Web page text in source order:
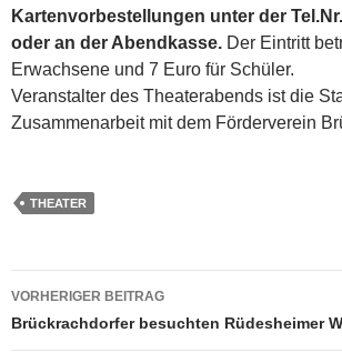
Kartenvorbestellungen unter der
oder an der Abendkasse. Der Eintritt
Erwachsene und 7 Euro für Schüler.
Veranstalter des Theaterabends ist die
Zusammenarbeit mit dem Förderverein
THEATER
Beitragsnavigation
VORHERIGER BEITRAG
Brückrachdorfer besuchten Rüdesheimer